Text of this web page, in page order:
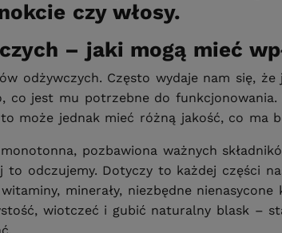
czy włosy.
– jaki mogą mieć
odżywczych. Często wydaje nam się,
co jest mu potrzebne do
może jednak mieć różną jakość, co ma
pozbawiona ważnych
odczujemy. Dotyczy to każdej części
minerały, niezbędne
wiotczeć i gubić naturalny blask –